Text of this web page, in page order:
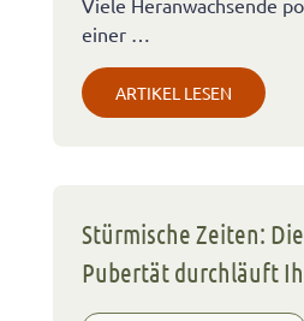
einer …
ARTIKEL LESEN
Stürmische Zeiten:
Pubertät durchläuft